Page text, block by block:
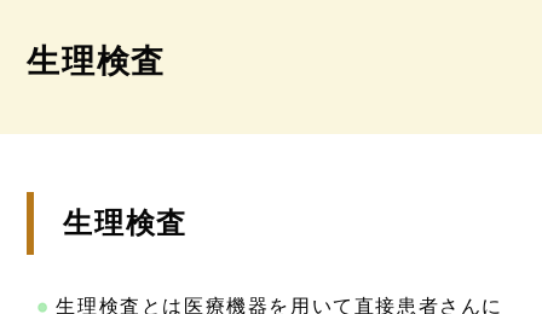
生理検査
生理検査
生理検査とは医療機器を用いて直接患者さんに